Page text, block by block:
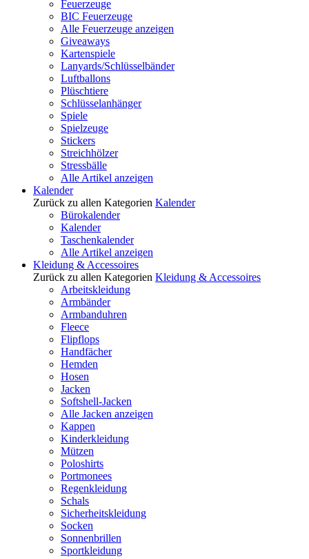
Feuerzeuge
BIC Feuerzeuge
Alle Feuerzeuge anzeigen
Giveaways
Kartenspiele
Lanyards/Schlüsselbänder
Luftballons
Plüschtiere
Schlüsselanhänger
Spiele
Spielzeuge
Stickers
Streichhölzer
Stressbälle
Alle Artikel anzeigen
Kalender
Zurück zu allen Kategorien Kalender
Bürokalender
Kalender
Taschenkalender
Alle Artikel anzeigen
Kleidung & Accessoires
Zurück zu allen Kategorien Kleidung & Accessoires
Arbeitskleidung
Armbänder
Armbanduhren
Fleece
Flipflops
Handfächer
Hemden
Hosen
Jacken
Softshell-Jacken
Alle Jacken anzeigen
Kappen
Kinderkleidung
Mützen
Poloshirts
Portmonees
Regenkleidung
Schals
Sicherheitskleidung
Socken
Sonnenbrillen
Sportkleidung